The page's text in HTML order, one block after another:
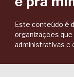
Este conteúdo é
organizações
administrativas e